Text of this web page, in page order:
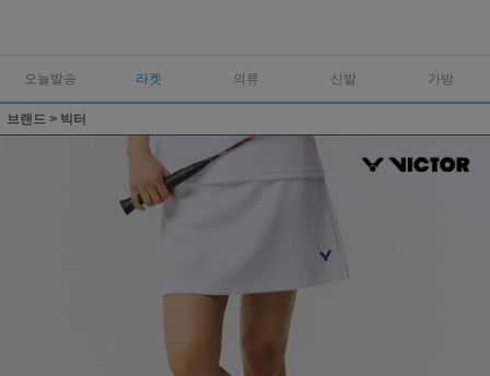
오늘발송 라켓 의류 신발 가방
브랜드 > 빅터